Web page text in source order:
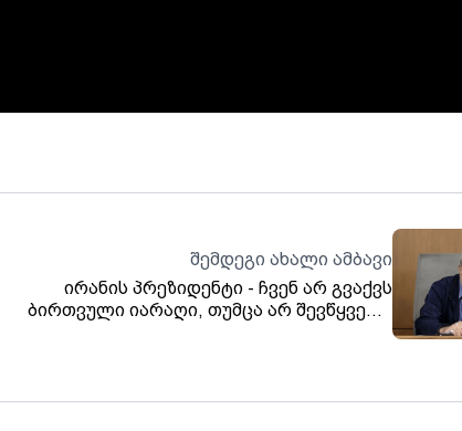
შემდეგი ახალი ამბავი
ირანის პრეზიდენტი - ჩვენ არ გვაქვს
ბირთვული იარაღი, თუმცა არ შევწყვეტთ
ძალისხმევას მშვიდობიან ბირთვულ